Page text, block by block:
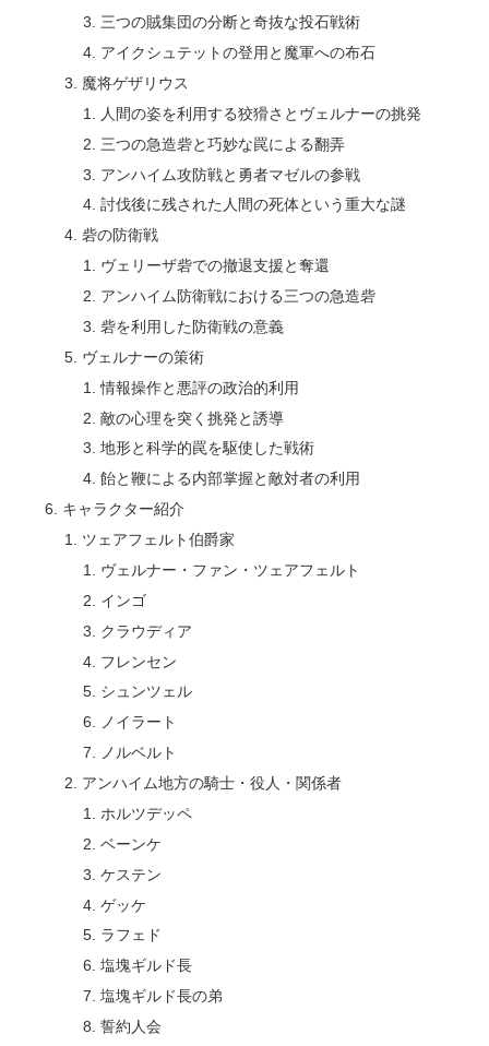
三つの賊集団の分断と奇抜な投石戦術
アイクシュテットの登用と魔軍への布石
魔将ゲザリウス
人間の姿を利用する狡猾さとヴェルナーの挑発
三つの急造砦と巧妙な罠による翻弄
アンハイム攻防戦と勇者マゼルの参戦
討伐後に残された人間の死体という重大な謎
砦の防衛戦
ヴェリーザ砦での撤退支援と奪還
アンハイム防衛戦における三つの急造砦
砦を利用した防衛戦の意義
ヴェルナーの策術
情報操作と悪評の政治的利用
敵の心理を突く挑発と誘導
地形と科学的罠を駆使した戦術
飴と鞭による内部掌握と敵対者の利用
キャラクター紹介
ツェアフェルト伯爵家
ヴェルナー・ファン・ツェアフェルト
インゴ
クラウディア
フレンセン
シュンツェル
ノイラート
ノルベルト
アンハイム地方の騎士・役人・関係者
ホルツデッペ
ベーンケ
ケステン
ゲッケ
ラフェド
塩塊ギルド長
塩塊ギルド長の弟
誓約人会